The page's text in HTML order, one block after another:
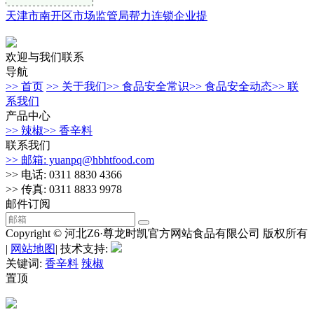
天津市南开区市场监管局帮力连锁企业提
欢迎与我们联系
导航
>> 首页 >> 关于我们>> 食品安全常识>> 食品安全动态>> 联
系我们
产品中心
>> 辣椒>> 香辛料
联系我们
>> 邮箱: yuanpq@hbhtfood.com
>> 电话: 0311 8830 4366
>> 传真: 0311 8833 9978
邮件订阅
Copyright © 河北Z6·尊龙时凯官方网站食品有限公司 版权所有
| 网站地图| 技术支持:
关键词: 香辛料 辣椒
置顶